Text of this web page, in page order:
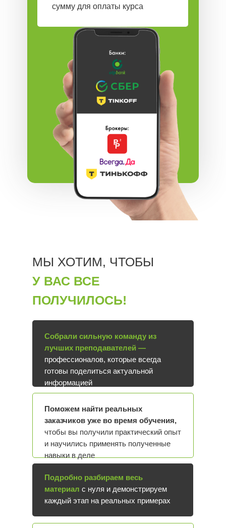
сумму для оплаты курса
МЫ ХОТИМ, ЧТОБЫ
У ВАС ВСЕ
ПОЛУЧИЛОСЬ!
Собрали сильную команду из
лучших преподавателей —
профессионалов, которые всегда
готовы поделиться актуальной
информацией
Подробно разбираем весь
материал с нуля и демонстрируем
каждый этап на реальных примерах
Поможем найти реальных
заказчиков уже во время обучения,
чтобы вы получили практический опыт
и научились применять полученные
навыки в деле